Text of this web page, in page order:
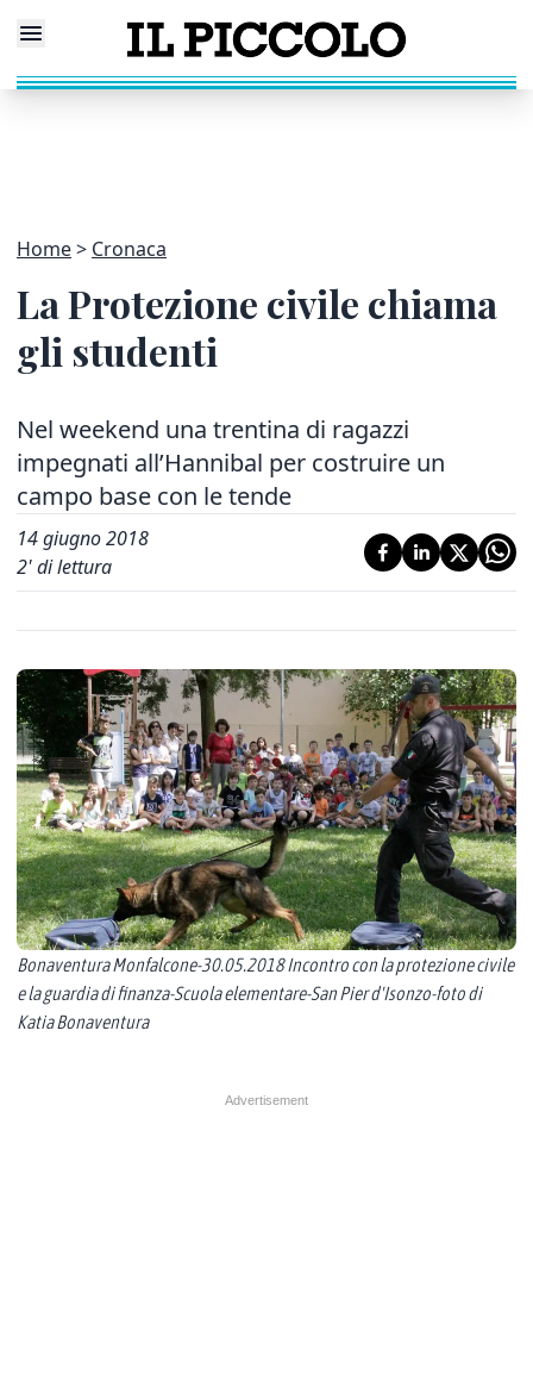
Home Cronaca
La Protezione civile chiama
gli studenti
Nel weekend una trentina di ragazzi
impegnati all’Hannibal per costruire un
campo base con le tende
14 giugno 2018
2' di lettura
Bonaventura Monfalcone-30.05.2018 Incontro con la protezione civile
e la guardia di finanza-Scuola elementare-San Pier d'Isonzo-foto di
Katia Bonaventura